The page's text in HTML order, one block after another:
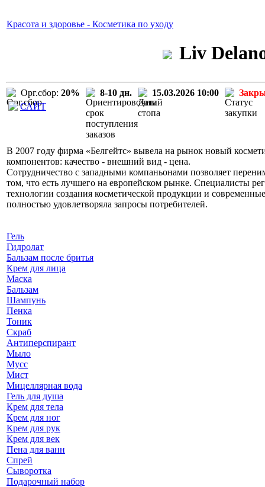
Красота и здоровье - Косметика по уходу
Liv
Орг.сбор: 20% 8-10 дн. 15.03.2026 10:00
САЙТ
В 2007 году фирма «Белгейтс» вывела на рынок новый
компонентов: качество - внешний вид - цена.
Сотрудничество с западными компаньонами позволяет
том, что есть лучшего на европейском рынке. Специалисты
технологии создания косметической продукции и
полностью удовлетворяла запросы потребителей.
Гель
Гидролат
Бальзам после бритья
Крем для лица
Маска
Бальзам
Шампунь
Пенка
Тоник
Скраб
Антиперспирант
Мыло
Мусс
Мист
Мицеллярная вода
Гель для душа
Крем для тела
Крем для ног
Крем для рук
Крем для век
Пена для ванн
Спрей
Сыворотка
Подарочный набор